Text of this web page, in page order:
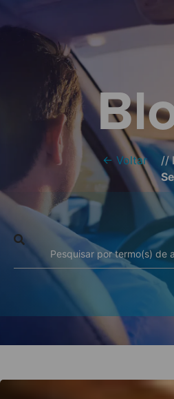
← Voltar //